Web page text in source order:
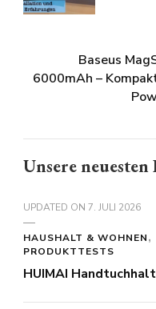
richtigen
Baseus
6000mAh –
Unsere neuesten
UPDATED ON 7. JULI 2026
HAUSHALT & WOHNEN
PRODUKTTESTS
HUIMAI